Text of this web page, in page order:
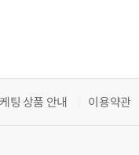
팅 상품 안내 이용약관